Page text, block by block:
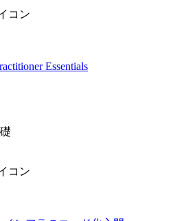
Essentials